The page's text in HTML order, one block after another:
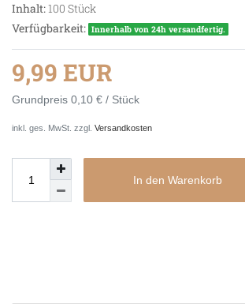
Inhalt:100 Stück
Verfügbarkeit: Innerhalb von 24h versandfertig.
9,99 EUR
Grundpreis 0,10 € / Stück
inkl. ges. MwSt. zzgl. Versandkosten
In den Warenkorb